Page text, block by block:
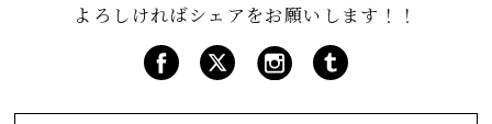
よろしければシェアをお願いします！！